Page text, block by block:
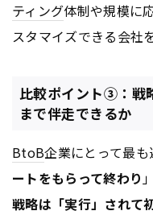
ティング体制や規模に
スタマイズできる会社
比較ポイント③：戦
まで伴走できるか
BtoB企業にとって最
ートをもらって終わり
戦略は「実行」されて